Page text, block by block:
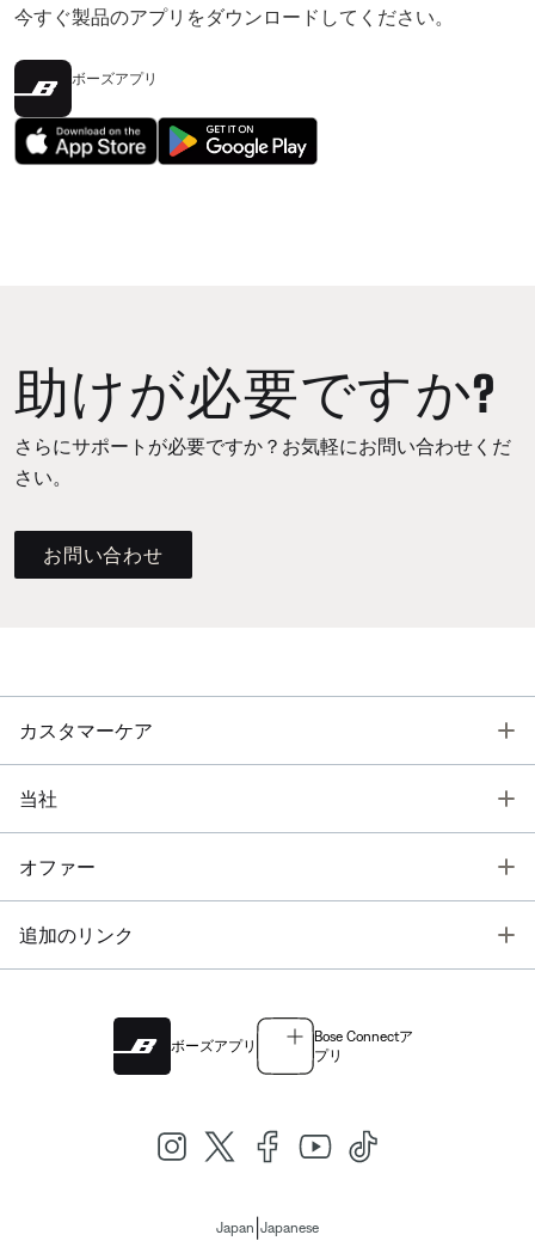
今すぐ製品のアプリをダウンロードしてください。
ボーズアプリ
助けが必要ですか?
さらにサポートが必要ですか？お気軽にお問い合わせくだ
さい。
お問い合わせ
カスタマーケア
当社
オファー
追加のリンク
ボーズアプリ
Bose Connectア
プリ
Japan Japanese